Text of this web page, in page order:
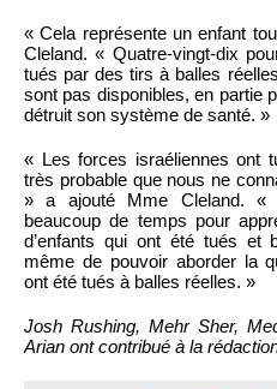
« Cela représente un enfant
Cleland. « Quatre-vingt-dix
tués par des tirs à balles
sont pas disponibles, en partie
détruit son système de santé. »
« Les forces israéliennes ont
très probable que nous ne
» a ajouté Mme Cleland. «
beaucoup de temps pour
d’enfants qui ont été tués
même de pouvoir aborder la
ont été tués à balles réelles. »
Josh Rushing, Mehr Sher,
Arian ont contribué à la